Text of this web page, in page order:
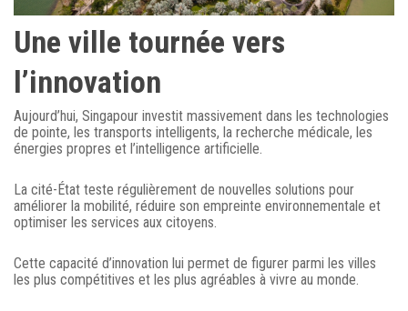
Une ville tournée vers
l’innovation
Aujourd’hui, Singapour investit massivement dans les technologies
de pointe, les transports intelligents, la recherche médicale, les
énergies propres et l’intelligence artificielle.
La cité-État teste régulièrement de nouvelles solutions pour
améliorer la mobilité, réduire son empreinte environnementale et
optimiser les services aux citoyens.
Cette capacité d’innovation lui permet de figurer parmi les villes
les plus compétitives et les plus agréables à vivre au monde.